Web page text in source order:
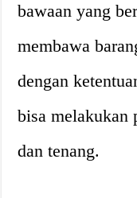
bawaan yang
membawa
dengan
bisa melakukan
dan tenang.